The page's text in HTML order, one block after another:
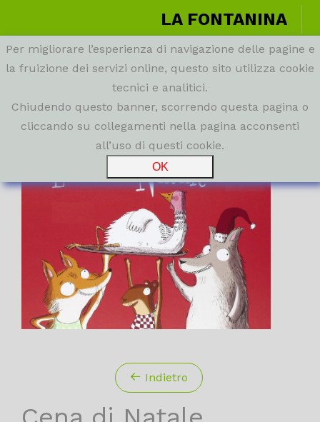
Per migliorare l’esperienza di navigazione delle pagine e
la fruizione dei servizi online, questo sito utilizza cookie
tecnici e analitici.
Chiudendo questo banner, scorrendo questa pagina o
cliccando su collegamenti nella pagina acconsenti
all’uso di questi cookie.
LA FONTANINA
Indietro